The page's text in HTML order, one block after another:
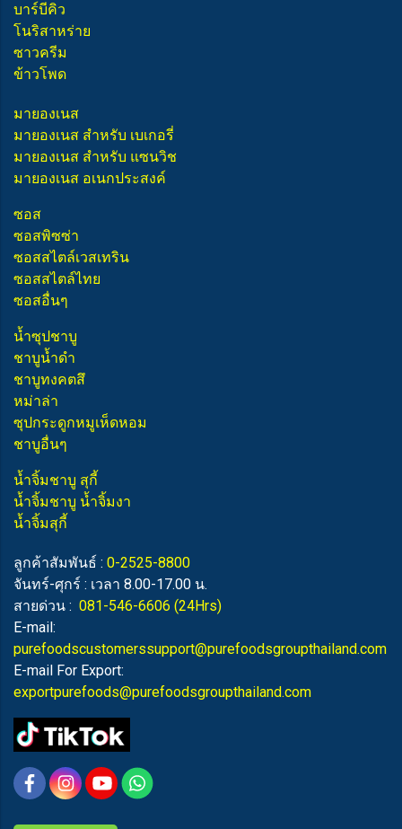
บาร์บีคิว
โนริสาหร่าย
ซาวครีม
ข้าวโพด
มายองเนส
มายองเนส สำหรับ เบเกอรี่
มายองเนส สำหรับ แซนวิช
มายองเนส อเนกประสงค์
ซอส
ซอสพิซซ่า
ซอสสไตล์เวสเทริน
ซอสสไตล์ไทย
ซอสอื่นๆ
น้ำซุปชาบู
ชาบูน้ำดำ
ชาบูทงคตสึ
หม่าล่า
ซุปกระดูกหมูเห็ดหอม
ชาบูอื่นๆ
น้ำจิ้มชาบู สุกี้
น้ำจิ้มชาบู น้ำจิ้มงา
น้ำจิ้มสุกี้
ลูกค้าสัมพันธ์ : 0-2525-8800
จันทร์-ศุกร์ : เวลา 8.00-17.00 น.
สายด่วน : 081-546-6606 (24Hrs)
E-mail:
purefoodscustomerssupport@purefoodsgroupthailand.com
E-mail For Export:
exportpurefoods@purefoodsgroupthailand.com